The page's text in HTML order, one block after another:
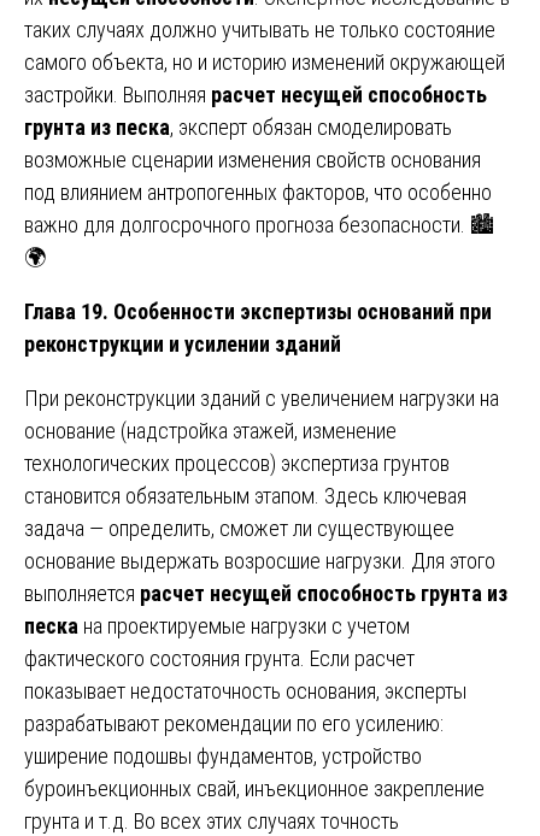
таких случаях должно учитывать не только состояние
самого объекта, но и историю изменений окружающей
застройки. Выполняя расчет несущей способность
грунта из песка, эксперт обязан смоделировать
возможные сценарии изменения свойств основания
под влиянием антропогенных факторов, что особенно
важно для долгосрочного прогноза безопасности. 🏙️
🌍
Глава 19. Особенности экспертизы оснований при
реконструкции и усилении зданий
При реконструкции зданий с увеличением нагрузки на
основание (надстройка этажей, изменение
технологических процессов) экспертиза грунтов
становится обязательным этапом. Здесь ключевая
задача — определить, сможет ли существующее
основание выдержать возросшие нагрузки. Для этого
выполняется расчет несущей способность грунта из
песка на проектируемые нагрузки с учетом
фактического состояния грунта. Если расчет
показывает недостаточность основания, эксперты
разрабатывают рекомендации по его усилению:
уширение подошвы фундаментов, устройство
буроинъекционных свай, инъекционное закрепление
грунта и т.д. Во всех этих случаях точность